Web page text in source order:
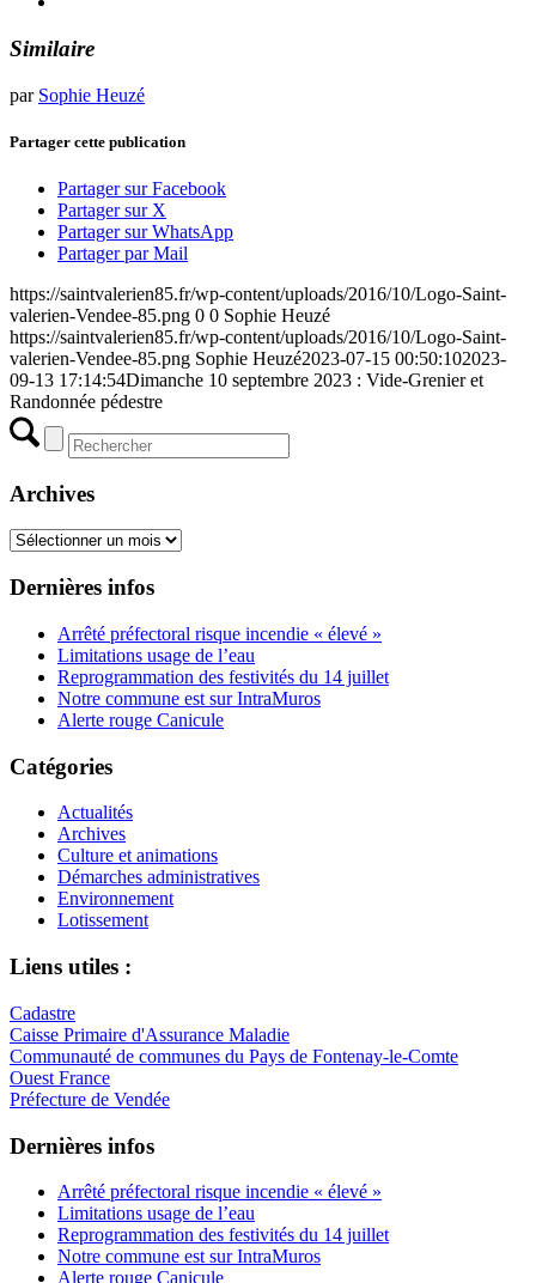
Similaire
par Sophie Heuzé
Partager cette publication
Partager sur Facebook
Partager sur X
Partager sur WhatsApp
Partager par Mail
https://saintvalerien85.fr/wp-content/uploads/2016/10/Logo-Saint-
valerien-Vendee-85.png 0 0 Sophie Heuzé
https://saintvalerien85.fr/wp-content/uploads/2016/10/Logo-Saint-
valerien-Vendee-85.png Sophie Heuzé2023-07-15 00:50:102023-
09-13 17:14:54Dimanche 10 septembre 2023 : Vide-Grenier et
Randonnée pédestre
Archives
Archives
Dernières infos
Arrêté préfectoral risque incendie « élevé »
Limitations usage de l’eau
Reprogrammation des festivités du 14 juillet
Notre commune est sur IntraMuros
Alerte rouge Canicule
Catégories
Actualités
Archives
Culture et animations
Démarches administratives
Environnement
Lotissement
Liens utiles :
Cadastre
Caisse Primaire d'Assurance Maladie
Communauté de communes du Pays de Fontenay-le-Comte
Ouest France
Préfecture de Vendée
Dernières infos
Arrêté préfectoral risque incendie « élevé »
Limitations usage de l’eau
Reprogrammation des festivités du 14 juillet
Notre commune est sur IntraMuros
Alerte rouge Canicule